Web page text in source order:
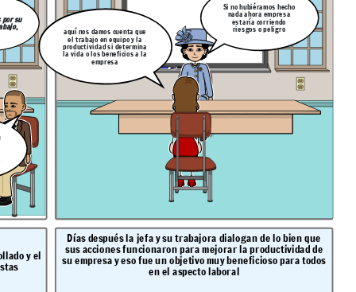
y el
Días después la jefa y su trabajora dialogan de lo bien que
sus acciones funcionaron para mejorar la productividad de
su empresa y eso fue un objetivo muy beneficioso para todos
en el aspecto laboral
su
Si no hubiéramos hecho
nada ahora empresa
estaría corriendo
riesgos o peligro
aquí nos damos cuenta que
el trabajo en equipo y la
productividad si determina
la vida o los beneficios a la
empresa